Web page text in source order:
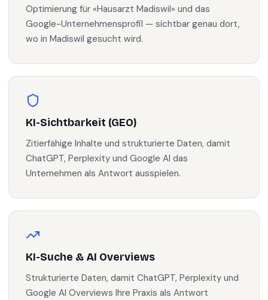
Optimierung für «Hausarzt Madiswil» und das
Google-Unternehmensprofil — sichtbar genau dort,
wo in Madiswil gesucht wird.
KI-Sichtbarkeit (GEO)
Zitierfähige Inhalte und strukturierte Daten, damit
ChatGPT, Perplexity und Google AI das
Unternehmen als Antwort ausspielen.
KI-Suche & AI Overviews
Strukturierte Daten, damit ChatGPT, Perplexity und
Google AI Overviews Ihre Praxis als Antwort